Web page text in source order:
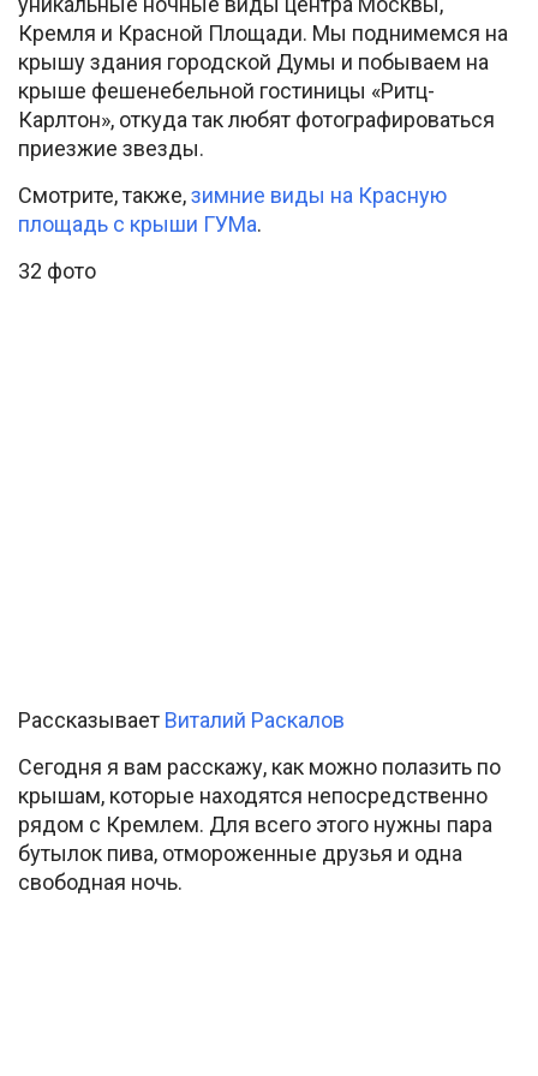
Кремля и Красной Площади. Мы поднимемся на
крышу здания городской Думы и побываем на
крыше фешенебельной гостиницы «Ритц-
Карлтон», откуда так любят фотографироваться
приезжие звезды.
Смотрите, также,зимние виды на Красную
площадь с крыши ГУМа.
32 фото
Рассказывает Виталий Раскалов
Сегодня я вам расскажу, как можно полазить по
крышам, которые находятся непосредственно
рядом с Кремлем. Для всего этого нужны пара
бутылок пива, отмороженные друзья и одна
свободная ночь.